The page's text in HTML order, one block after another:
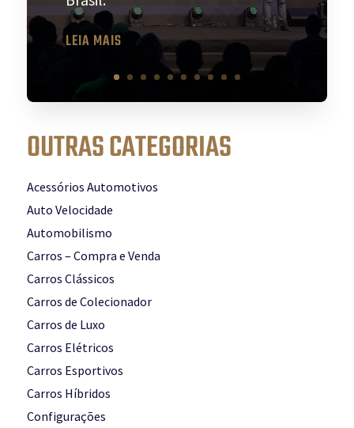
LEIA MAIS
OUTRAS CATEGORIAS
Acessórios Automotivos
Auto Velocidade
Automobilismo
Carros – Compra e Venda
Carros Clássicos
Carros de Colecionador
Carros de Luxo
Carros Elétricos
Carros Esportivos
Carros Híbridos
Configurações